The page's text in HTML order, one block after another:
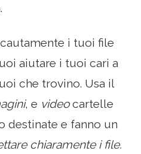
i tuoi file
aiutare i tuoi cari a
che trovino. Usa il
, e videocartelle
destinate e fanno un
chiaramente i file.